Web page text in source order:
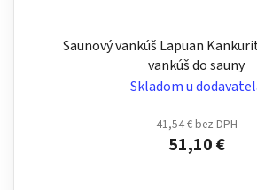
Saunový vankúš Lapuan
vankúš do sauny
Skladom u
41,54 € bez DPH
51,10 €